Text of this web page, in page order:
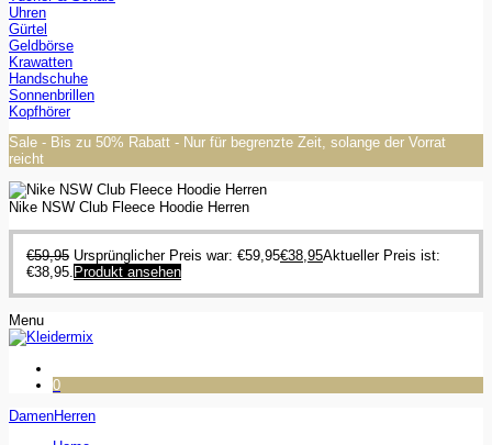
Uhren
Gürtel
Geldbörse
Krawatten
Handschuhe
Sonnenbrillen
Kopfhörer
Sale - Bis zu 50% Rabatt - Nur für begrenzte Zeit, solange der Vorrat
reicht
Nike NSW Club Fleece Hoodie Herren
€59,95 Ursprünglicher Preis war: €59,95€38,95Aktueller Preis ist:
€38,95. Produkt ansehen
Menu
0
DamenHerren